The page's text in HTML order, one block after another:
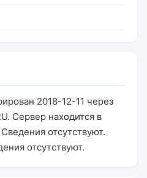
2018-12-11 через
Сервер находится в
отсутствуют.
отсутствуют.